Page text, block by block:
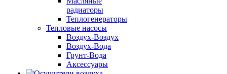
радиаторы
Теплогенераторы
Тепловые насосы
Воздух-Воздух
Воздух-Вода
Грунт-Вода
Аксессуары